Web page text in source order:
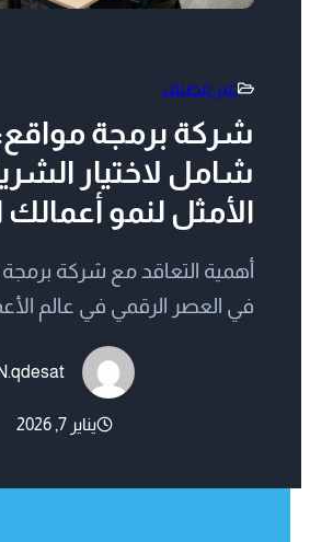
غير مصنف
شركة برمجة
شامل لاختيار
الأمثل لنمو أعمالك
أهمية التعاقد مع شركة
في العصر الرقمي في عالم
لم يعد امتلاك موقع إلكتروني
خيار إضافي، بل أصبح ضرورة
مصير الشركات في السوق
يناير 7, 2026